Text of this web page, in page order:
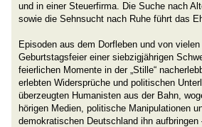
und in einer Steuerfirma. Die Suche nach
sowie die Sehnsucht nach Ruhe führt das
Episoden aus dem Dorfleben und von
Geburtstagsfeier einer siebzigjährigen
feierlichen Momente in der „Stille“
erlebten Widersprüche und politischen
überzeugten Humanisten aus der Bahn,
hörigen Medien, politische Manipulationen
demokratischen Deutschland ihn